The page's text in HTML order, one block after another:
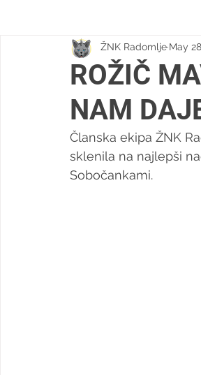
TIHA DRAŽBA
ROŽIČ
NAM
ŽNK Radomlje May 28
Članska ekipa ŽNK
sklenila na najlepši
Sobočankami.